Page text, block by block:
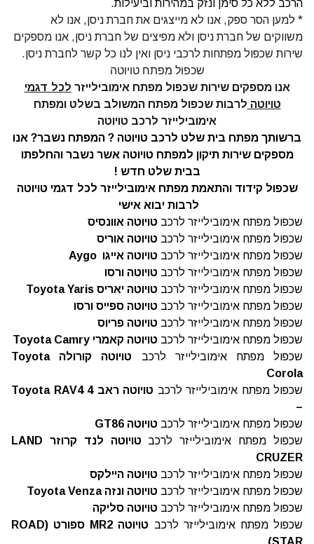
הרכב ללא כל סימן ונזק במהירות וביעילות.
* למען הסר ספק, אנו לא מייצגים את חברת ניסן, אנו לא
משווקים של חברת ניסן ולא מפיצים של חברת ניסן, אנו מספקים
שירות שכפול מפתחות לרכבי ניסן ואין לנו כל קשר לחברת ניסן.
שכפול מפתח טויוטה
אנו מספקים שירות שכפול מפתח אימובילייזר לכל דגמי
טויוטה לרבות שכפול מפתח המשולב בשלט ומפתח
אימובילייזר לרכב טויוטה
ברשותך מפתח בית שלט לרכב טויוטה ? המפתח נשבר? אנו
מספקים שירות תיקון למפתח טויוטה אשר נשבר והחלפתו
בבית שלט חדש !
שכפול קידוד והתאמת מפתח אימובילייזר לכל דגמי טויוטה
לרבות יבוא אישי
שכפול מפתח אימובילייזר לרכב טויוטה אוונסיס
שכפול מפתח אימובילייזר לרכב טויוטה אוריס
שכפול מפתח אימובילייזר לרכב טויוטה אייגו Aygo
שכפול מפתח אימובילייזר לרכב טויוטה ורסו
שכפול מפתח אימובילייזר לרכב טויוטה יאריס Toyota Yaris
שכפול מפתח אימובילייזר לרכב טויוטה ספייס ורסו
שכפול מפתח אימובילייזר לרכב טויוטה פריוס
שכפול מפתח אימובילייזר לרכב טויוטה קאמרי Toyota Camry
שכפול מפתח אימובילייזר לרכב טויוטה קורולה
Toyota
Corola
שכפול מפתח אימובילייזר לרכב טויוטה ראב 4
Toyota RAV4
–
שכפול מפתח אימובילייזר לרכב טויוטה GT86
שכפול מפתח אימובילייזר לרכב טויוטה לנד קרוזר LAND
CRUZER
שכפול מפתח אימובילייזר לרכב טויוטה היילקס
שכפול מפתח אימובילייזר לרכב טויוטה ונזהToyota Venza
שכפול מפתח אימובילייזר לרכב טויוטה סליקה
שכפול מפתח אימובילייזר לרכב טויוטה MR2 ספורט (ROAD
STAR
)